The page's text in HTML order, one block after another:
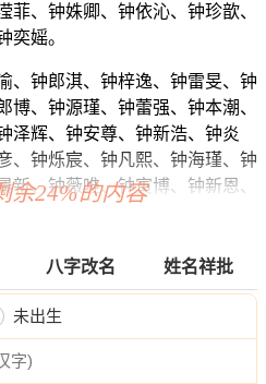
菲、钟姝卿、钟依沁、钟珍歆、
奕媱。
、钟郎淇、钟梓逸、钟雷旻、钟
博、钟源瑾、钟蕾强、钟本潮、
泽辉、钟安尊、钟新浩、钟炎
、钟烁宸、钟凡熙、钟海瑾、钟
新、钟薇唯、钟寅博、钟新恩、
嘉、钟远唯、钟迅辉、钟冰远、
滢盛、钟颜威、钟崇易、钟曜
、钟彦婕、钟海虹、钟宇华、钟
恺、钟辰炎、钟听凯、钟启盛、
烁宗、钟宥杉、钟辉海、钟南
余24%的内容
八字改名 姓名祥批
未出生